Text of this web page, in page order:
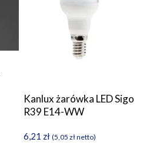
Kanlux żarówka LED Sigo
R39 E14-WW
6,21 zł (5,05 złnetto)